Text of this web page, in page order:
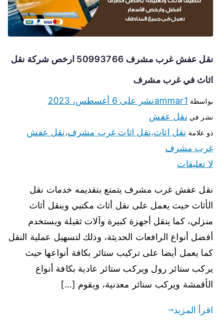
نقل عفش غرب مشرف 50993766 ارخص شركة نقل
اثاث في غرب مشرف
بواسطة ammar1نشر على 6 أغسطس، 2023
نشر في نقل عفش
ذو علامة نقل اثاث،نقل اثاث غرب مشرف،نقل عفش
غرب مشرف
لا تعليقات
نقل عفش غرب مشرف يتمتع بتقديمه خدمات نقل
الأثاث حيث يعمل على نقل أثاث مكتبي وينقل أثاث
منزلي، كما ينقل أجهزة كبيرة وآلات ثقيلة ويستخدم
أفضل أنواع الرافعات الحديثة، وذلك لتسهيل عملية النقل
كما يعمل أيضا على تركيب ستائر بكافة أنواعها حيث
يركب ستائر رول ويركب ستائر عادية بكافة أنواع
الأقمشة ويركب ستائر معدنية، ويقوم […]
اقرأ المزيد